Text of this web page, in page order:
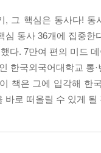
, 그 핵심은 동사다!
심 동사 36개에 집중
다. 7만여 편의 미드
한국외국어대학교 통
책은 그에 입각해
바로 떠올릴 수 있게 될